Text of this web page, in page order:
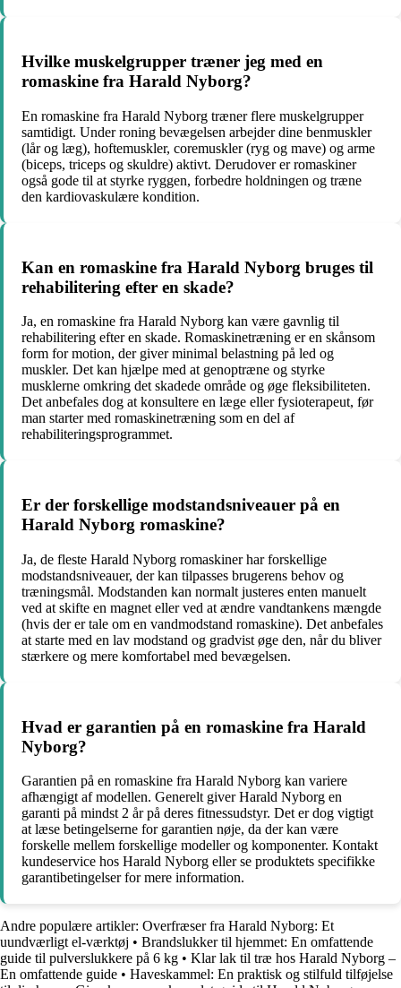
Hvilke muskelgrupper træner jeg med en
romaskine fra Harald Nyborg?
En romaskine fra Harald Nyborg træner flere muskelgrupper
samtidigt. Under roning bevægelsen arbejder dine benmuskler
(lår og læg), hoftemuskler, coremuskler (ryg og mave) og arme
(biceps, triceps og skuldre) aktivt. Derudover er romaskiner
også gode til at styrke ryggen, forbedre holdningen og træne
den kardiovaskulære kondition.
Kan en romaskine fra Harald Nyborg bruges til
rehabilitering efter en skade?
Ja, en romaskine fra Harald Nyborg kan være gavnlig til
rehabilitering efter en skade. Romaskinetræning er en skånsom
form for motion, der giver minimal belastning på led og
muskler. Det kan hjælpe med at genoptræne og styrke
musklerne omkring det skadede område og øge fleksibiliteten.
Det anbefales dog at konsultere en læge eller fysioterapeut, før
man starter med romaskinetræning som en del af
rehabiliteringsprogrammet.
Er der forskellige modstandsniveauer på en
Harald Nyborg romaskine?
Ja, de fleste Harald Nyborg romaskiner har forskellige
modstandsniveauer, der kan tilpasses brugerens behov og
træningsmål. Modstanden kan normalt justeres enten manuelt
ved at skifte en magnet eller ved at ændre vandtankens mængde
(hvis der er tale om en vandmodstand romaskine). Det anbefales
at starte med en lav modstand og gradvist øge den, når du bliver
stærkere og mere komfortabel med bevægelsen.
Hvad er garantien på en romaskine fra Harald
Nyborg?
Garantien på en romaskine fra Harald Nyborg kan variere
afhængigt af modellen. Generelt giver Harald Nyborg en
garanti på mindst 2 år på deres fitnessudstyr. Det er dog vigtigt
at læse betingelserne for garantien nøje, da der kan være
forskelle mellem forskellige modeller og komponenter. Kontakt
kundeservice hos Harald Nyborg eller se produktets specifikke
garantibetingelser for mere information.
Andre populære artikler: Overfræser fra Harald Nyborg: Et
uundværligt el-værktøj • Brandslukker til hjemmet: En omfattende
guide til pulverslukkere på 6 kg • Klar lak til træ hos Harald Nyborg –
En omfattende guide • Haveskammel: En praktisk og stilfuld tilføjelse